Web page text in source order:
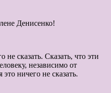
Денисенко!
не сказать. Сказать, что эти
независимо от
ничего не сказать.